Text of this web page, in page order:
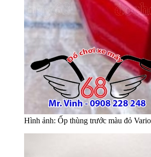
Hình ảnh: Ốp thùng trước màu đỏ